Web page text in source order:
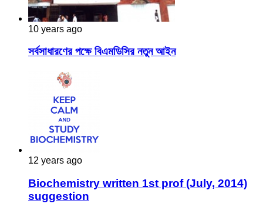
10 years ago
সর্বসাধারণের পক্ষে বিএমডিসির নতুন আইন
12 years ago
Biochemistry written 1st prof (July, 2014)
suggestion